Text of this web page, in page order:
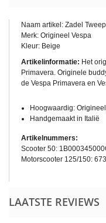
Naam artikel: Zadel
Merk: Origineel Vespa
Kleur: Beige
Artikelinformatie: Het
Primavera. Originele
de Vespa Primavera en
Hoogwaardig:
Handgemaakt in Italië
Artikelnummers:
Scooter 50:
Motorscooter 125/150:
LAATSTE REVIEWS